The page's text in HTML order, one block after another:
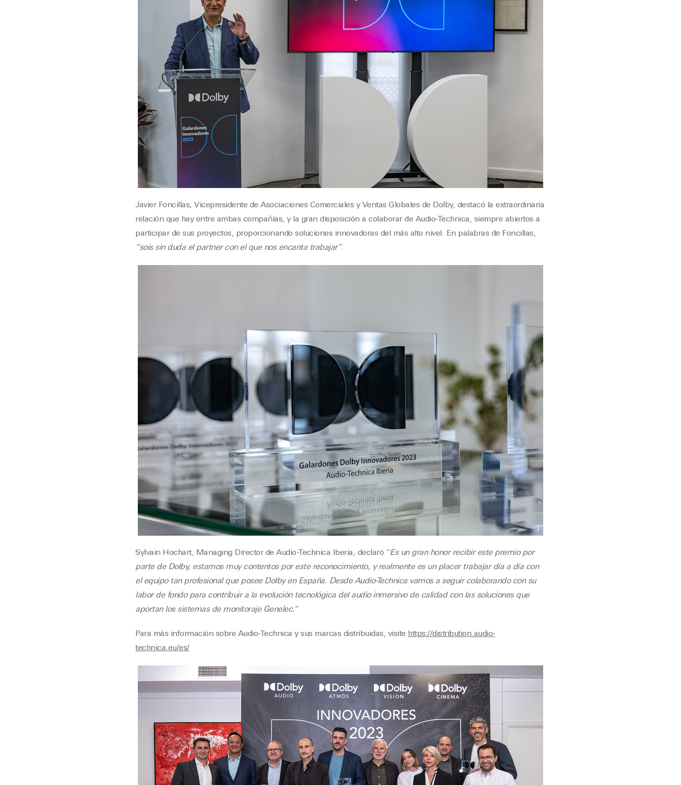
Javier Foncillas, Vicepresidente de Asociaciones Comerciales y Ventas Globales de Dolby, destacó la extraordinaria
relación que hay entre ambas compañías, y la gran disposición a colaborar de Audio-Technica, siempre abiertos a
participar de sus proyectos, proporcionando soluciones innovadoras del más alto nivel. En palabras de Foncillas,
“sois sin duda el partner con el que nos encanta trabajar”.
Sylvain Hochart, Managing Director de Audio-Technica Iberia, declaró “Es un gran honor recibir este premio por
parte de Dolby, estamos muy contentos por este reconocimiento, y realmente es un placer trabajar día a día con
el equipo tan profesional que posee Dolby en España. Desde Audio-Technica vamos a seguir colaborando con su
labor de fondo para contribuir a la evolución tecnológica del audio inmersivo de calidad con las soluciones que
aportan los sistemas de monitoraje Genelec.”
Para más información sobre Audio-Technica y sus marcas distribuidas, visite https://distribution.audio-
technica.eu/es/